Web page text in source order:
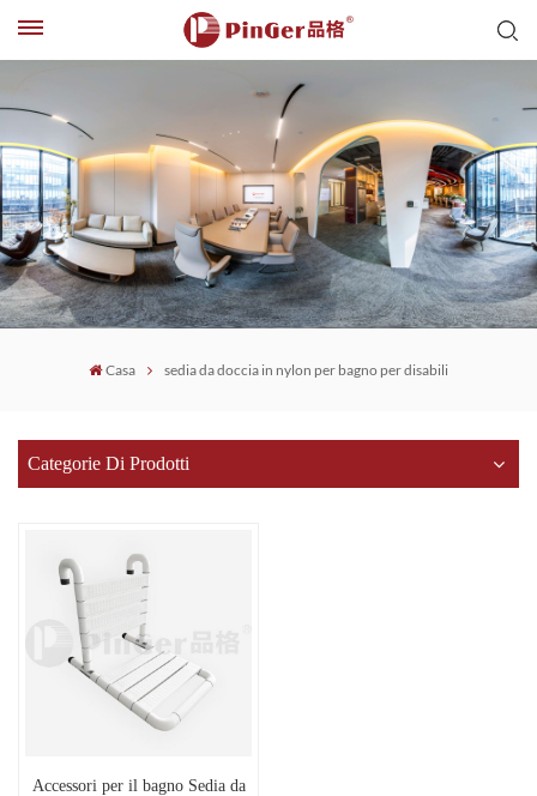
Casa sedia da doccia in nylon per bagno per disabili
Categorie Di Prodotti
Accessori per il bagno Sedia da